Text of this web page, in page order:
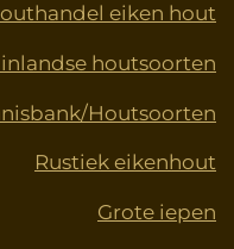
eiken hout
houtsoorten
Houtsoorten
Rustiek eikenhout
Grote iepen